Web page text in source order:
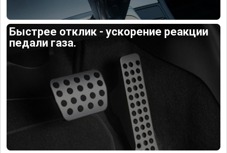
Быстрее отклик - ускорение реакции
педали газа.